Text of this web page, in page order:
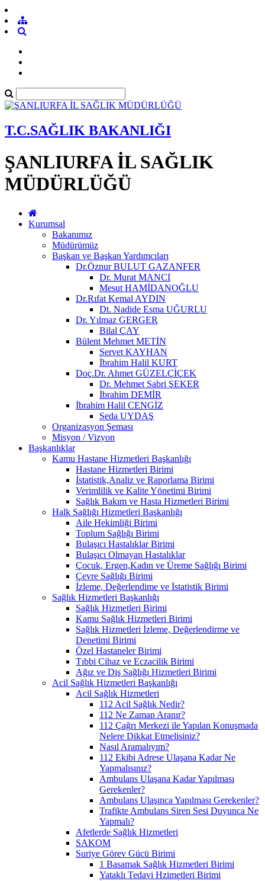
T.C.SAĞLIK BAKANLIĞI
ŞANLIURFA İL SAĞLIK
MÜDÜRLÜĞÜ
Kurumsal
Bakanımız
Müdürümüz
Başkan ve Başkan Yardımcıları
Dr.Öznur BULUT GAZANFER
Dr. Murat MANCI
Mesut HAMİDANOĞLU
Dr.Rıfat Kemal AYDIN
Dt. Nadide Esma UĞURLU
Dr. Yılmaz GERGER
Bilal ÇAY
Bülent Mehmet METİN
Servet KAYHAN
İbrahim Halil KURT
Doç.Dr. Ahmet GÜZELÇİÇEK
Dr. Mehmet Sabri ŞEKER
İbrahim DEMİR
İbrahim Halil CENGİZ
Seda UYDAŞ
Organizasyon Şeması
Misyon / Vizyon
Başkanlıklar
Kamu Hastane Hizmetleri Başkanlığı
Hastane Hizmetleri Birimi
İstatistik,Analiz ve Raporlama Birimi
Verimlilik ve Kalite Yönetimi Birimi
Sağlık Bakım ve Hasta Hizmetleri Birimi
Halk Sağlığı Hizmetleri Başkanlığı
Aile Hekimliği Birimi
Toplum Sağlığı Birimi
Bulaşıcı Hastalıklar Birimi
Bulaşıcı Olmayan Hastalıklar
Çocuk, Ergen,Kadın ve Üreme Sağlığı Birimi
Çevre Sağlığı Birimi
İzleme, Değerlendime ve İstatistik Birimi
Sağlık Hizmetleri Başkanlığı
Sağlık Hizmetleri Birimi
Kamu Sağlık Hizmetleri Birimi
Sağlık Hizmetleri İzleme, Değerlendirme ve
Denetimi Birimi
Özel Hastaneler Birimi
Tıbbi Cihaz ve Eczacilik Birimi
Ağız ve Diş Sağlığı Hizmetleri Birimi
Acil Sağlık Hizmetleri Başkanlığı
Acil Sağlık Hizmetleri
112 Acil Sağlık Nedir?
112 Ne Zaman Aranır?
112 Çağrı Merkezi ile Yapılan Konuşmada
Nelere Dikkat Etmelisiniz?
Nasıl Aramalıyım?
112 Ekibi Adrese Ulaşana Kadar Ne
Yapmalısınız?
Ambulans Ulaşana Kadar Yapılması
Gerekenler?
Ambulans Ulaşınca Yapılması Gerekenler?
Trafikte Ambulans Siren Sesi Duyunca Ne
Yapmalı?
Afetlerde Sağlık Hizmetleri
SAKOM
Suriye Görev Gücü Birimi
1 Basamak Sağlık Hizmetleri Birimi
Yataklı Tedavi Hzimetleri Birimi